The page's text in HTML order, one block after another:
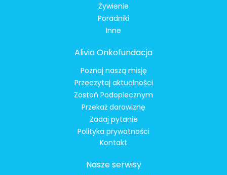
Żywienie
Poradniki
Inne
Alivia Onkofundacja
Poznaj naszą misję
Przeczytaj aktualności
Zostań Podopiecznym
Przekaż darowiznę
Zadaj pytanie
Polityka prywatności
Kontakt
Nasze serwisy